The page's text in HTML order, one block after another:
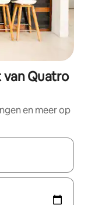
Quatro
en meer op
je een keuze